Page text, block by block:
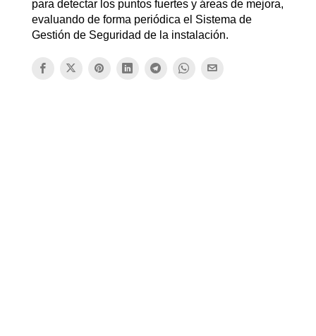
para detectar los puntos fuertes y áreas de mejora,
evaluando de forma periódica el Sistema de
Gestión de Seguridad de la instalación.